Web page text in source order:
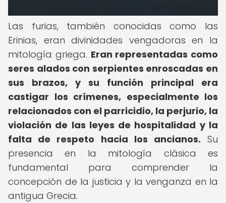
Las furias, también conocidas como las
Erinias, eran divinidades vengadoras en la
mitología griega. Eran representadas como
seres alados con serpientes enroscadas en
sus brazos, y su función principal era
castigar los crímenes, especialmente los
relacionados con el parricidio, la perjurio, la
violación de las leyes de hospitalidad y la
falta de respeto hacia los ancianos. Su
presencia en la mitología clásica es
fundamental para comprender la
concepción de la justicia y la venganza en la
antigua Grecia.